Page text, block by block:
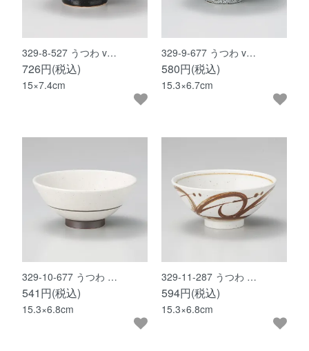
329-8-527 うつわ v…
726円(税込)
15×7.4cm
329-9-677 うつわ v…
580円(税込)
15.3×6.7cm
329-10-677 うつわ …
541円(税込)
15.3×6.8cm
329-11-287 うつわ …
594円(税込)
15.3×6.8cm